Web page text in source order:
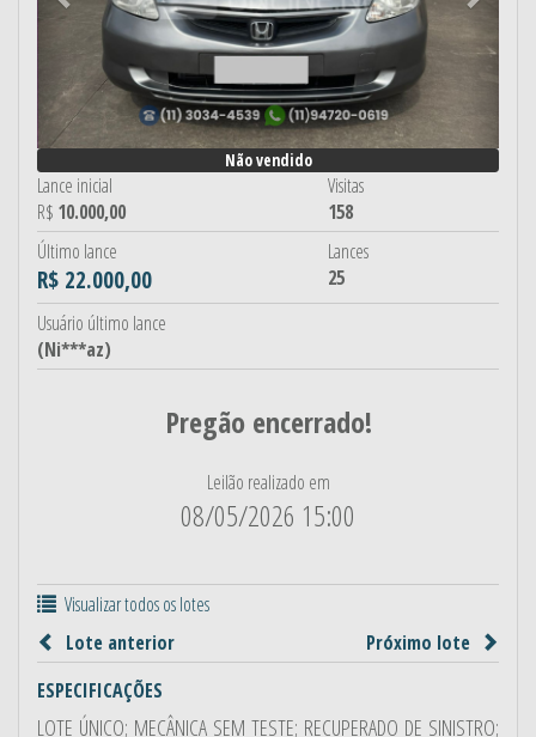
Não vendido
Lance inicial
R$ 10.000,00
Visitas
158
Último lance
R$ 22.000,00
Lances
25
Usuário último lance
(Ni***az)
Pregão encerrado!
Leilão realizado em
08/05/2026 15:00
Visualizar todos os lotes
Lote anterior
Próximo lote
ESPECIFICAÇÕES
LOTE ÚNICO; MECÂNICA SEM TESTE; RECUPERADO DE SINISTRO;